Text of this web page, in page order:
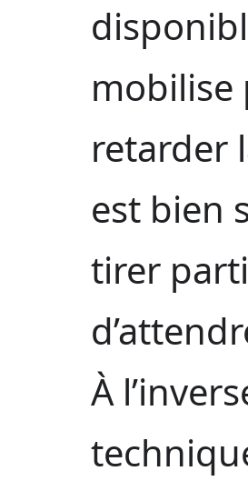
mobilise
retarder
est bien
tirer
À